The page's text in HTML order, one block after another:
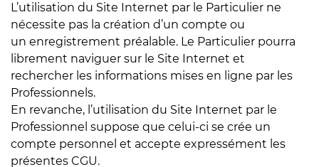
L’utilisation du Site Internet par le Particulier ne
nécessite pas la création d’un compte ou
un enregistrement préalable. Le Particulier pourra
librement naviguer sur le Site Internet et
rechercher les informations mises en ligne par les
Professionnels.
En revanche, l’utilisation du Site Internet par le
Professionnel suppose que celui-ci se crée un
compte personnel et accepte expressément les
présentes CGU.